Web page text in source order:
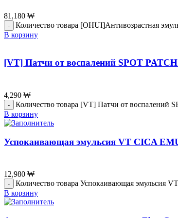
81,180 ₩
Количество товара [OHUI]Антивозрастная
В корзину
[VT] Патчи от воспалений SPOT
4,290 ₩
Количество товара [VT] Патчи от воспалений
В корзину
Успокаивающая эмульсия VT CICA
12,980 ₩
Количество товара Успокаивающая эмульсия
В корзину